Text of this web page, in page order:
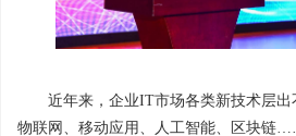
近年来，企业IT市场各类新技术层出
物联网、移动应用、人工智能、区块链